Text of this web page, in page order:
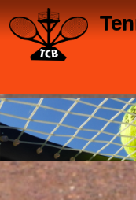
Panneau de gestion des